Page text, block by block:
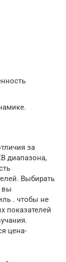
за
диапазона,
Выбирать
вы
. чтобы не
показателей
цена-